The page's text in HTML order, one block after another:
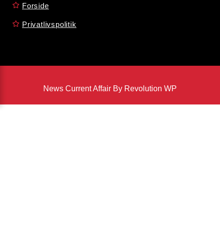
Forside
Privatlivspolitik
News Current Affair By Revolution WP